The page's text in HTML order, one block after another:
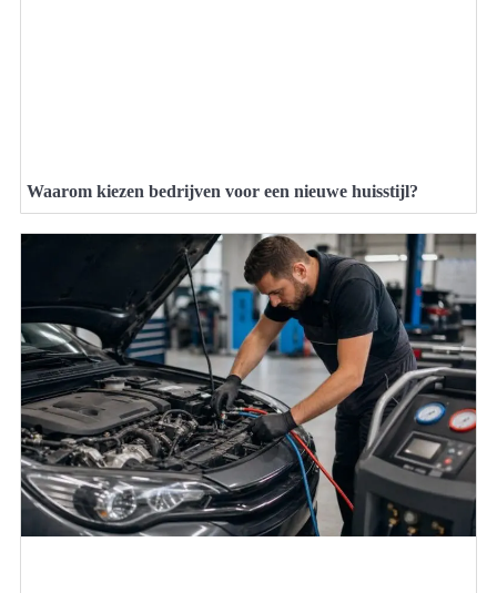
Waarom kiezen bedrijven voor een nieuwe huisstijl?